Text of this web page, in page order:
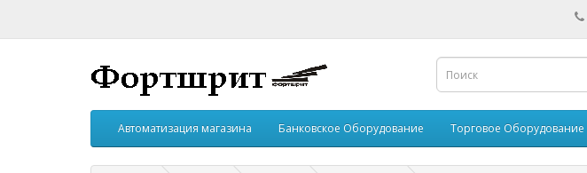
Автоматизация магазина Банковское Оборудование Торговое Оборудование